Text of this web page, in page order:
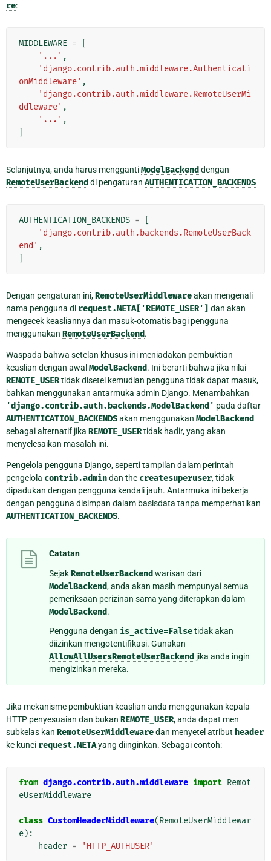
re:
MIDDLEWARE =
'...' ,
'django.contrib.auth.middleware.Authenticati
onMiddleware' ,
'django.contrib.auth.middleware.RemoteUserMi
ddleware' ,
'...' ,
Selanjutnya, anda harus menggantiModelBackend dengan
RemoteUserBackend di pengaturan AUTHENTICATION_BACKENDS
AUTHENTICATION_BACKENDS =
'django.contrib.auth.backends.RemoteUserBack
end' ,
Dengan pengaturan ini,RemoteUserMiddlewareakan mengenali
nama pengguna di request.META['REMOTE_USER'] dan akan
mengecek keasliannya dan masuk-otomatis bagi pengguna
menggunakan RemoteUserBackend.
Waspada bahwa setelan khusus ini meniadakan pembuktian
keaslian dengan awal ModelBackend. Ini berarti bahwa jika nilai
REMOTE_USERtidak disetel kemudian pengguna tidak dapat masuk,
bahkan menggunakan antarmuka admin Django. Menambahkan
'django.contrib.auth.backends.ModelBackend' pada daftar
AUTHENTICATION_BACKENDSakan menggunakan ModelBackend
sebagai alternatif jika REMOTE_USERtidak hadir, yang akan
menyelesaikan masalah ini.
Pengelola pengguna Django, seperti tampilan dalam perintah
pengelola contrib.admindan the createsuperuser, tidak
dipadukan dengan pengguna kendali jauh. Antarmuka ini bekerja
dengan pengguna disimpan dalam basisdata tanpa memperhatikan
AUTHENTICATION_BACKENDS.
Catatan
SejakRemoteUserBackend warisan dari
ModelBackend, anda akan masih mempunyai semua
pemeriksaan perizinan sama yang diterapkan dalam
ModelBackend.
Pengguna dengan is_active=Falsetidak akan
diizinkan mengotentifikasi. Gunakan
AllowAllUsersRemoteUserBackend jika anda ingin
mengizinkan mereka.
Jika mekanisme pembuktian keaslian anda menggunakan kepala
HTTP penyesuaian dan bukan REMOTE_USER, anda dapat men
subkelas kan RemoteUserMiddlewaredan menyetel atribut header
ke kunci request.METAyang diinginkan. Sebagai contoh:
from django.contrib.auth.middleware import Remot
eUserMiddleware
class CustomHeaderMiddleware(RemoteUserMiddlewar
e):
header = 'HTTP_AUTHUSER'